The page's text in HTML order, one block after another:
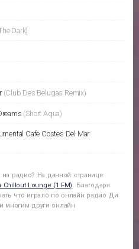
Dark)
(Club Des Belugas Remix)
(Short Aqua)
Cafe Costes Del Mar
на радио? На данной странице
Chillout Lounge (1 FM) . Благодаря
что играло по онлайн радио Ди
други онлайн